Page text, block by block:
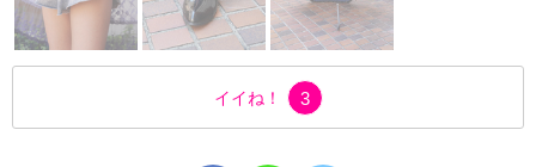
イイね！ 3